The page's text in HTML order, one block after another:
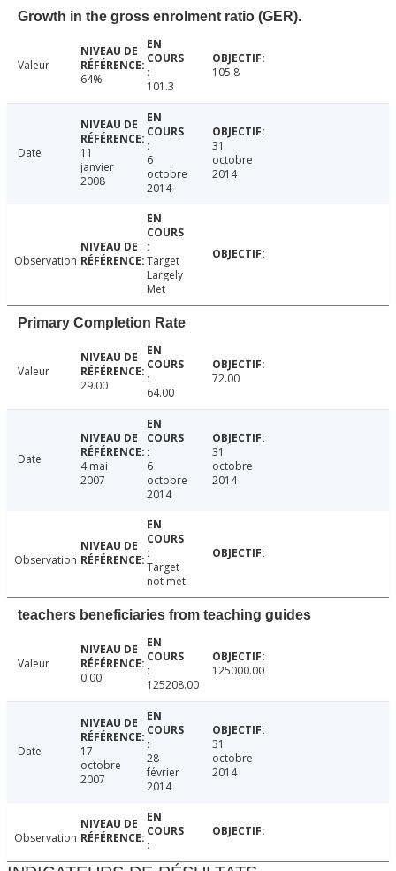
Growth in the gross enrolment ratio (GER).
Valeur
64%
101.3
105.8
Date
11
janvier
2008
6
octobre
2014
31
octobre
2014
Observation
Target
Largely
Met
Primary Completion Rate
Valeur
29.00
64.00
72.00
Date
4 mai
2007
6
octobre
2014
31
octobre
2014
Observation
Target
not met
teachers beneficiaries from teaching guides
Valeur
0.00
125208.00
125000.00
Date
17
octobre
2007
28
février
2014
31
octobre
2014
Observation